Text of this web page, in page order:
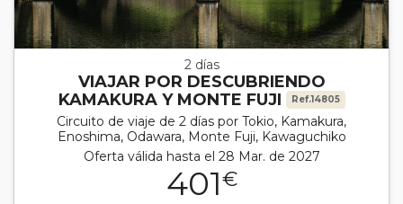
2 días
VIAJAR POR DESCUBRIENDO
KAMAKURA Y MONTE FUJI
Ref.14805
Circuito de viaje de 2 días por Tokio, Kamakura,
Enoshima, Odawara, Monte Fuji, Kawaguchiko
Oferta válida hasta el 28 Mar. de 2027
401€